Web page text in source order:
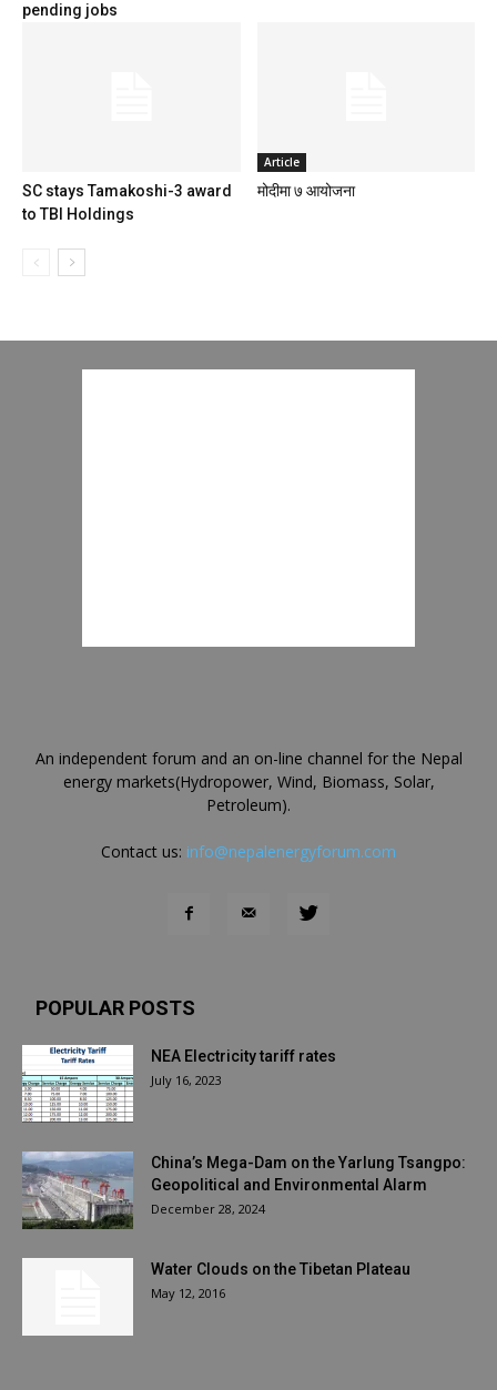
pending jobs
SC stays Tamakoshi-3 award
to TBI Holdings
Article
मोदीमा ७ आयोजना
An independent forum and an on-line channel for the Nepal
energy markets(Hydropower, Wind, Biomass, Solar,
Petroleum).
Contact us: info@nepalenergyforum.com
POPULAR POSTS
NEA Electricity tariff rates
July 16, 2023
China’s Mega-Dam on the Yarlung Tsangpo:
Geopolitical and Environmental Alarm
December 28, 2024
Water Clouds on the Tibetan Plateau
May 12, 2016